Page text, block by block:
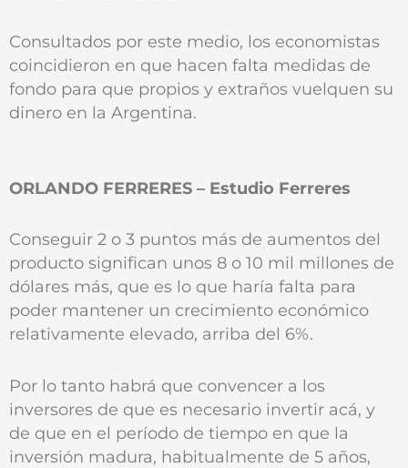
Consultados por este medio, los economistas
coincidieron en que hacen falta medidas de
fondo para que propios y extraños vuelquen su
dinero en la Argentina.
ORLANDO FERRERES – Estudio Ferreres
Conseguir 2 o 3 puntos más de aumentos del
producto significan unos 8 o 10 mil millones de
dólares más, que es lo que haría falta para
poder mantener un crecimiento económico
relativamente elevado, arriba del 6%.
Por lo tanto habrá que convencer a los
inversores de que es necesario invertir acá, y
de que en el período de tiempo en que la
inversión madura, habitualmente de 5 años,